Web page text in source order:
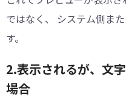
ではなく、 システム側ま
す。
2.表示されるが、文
場合